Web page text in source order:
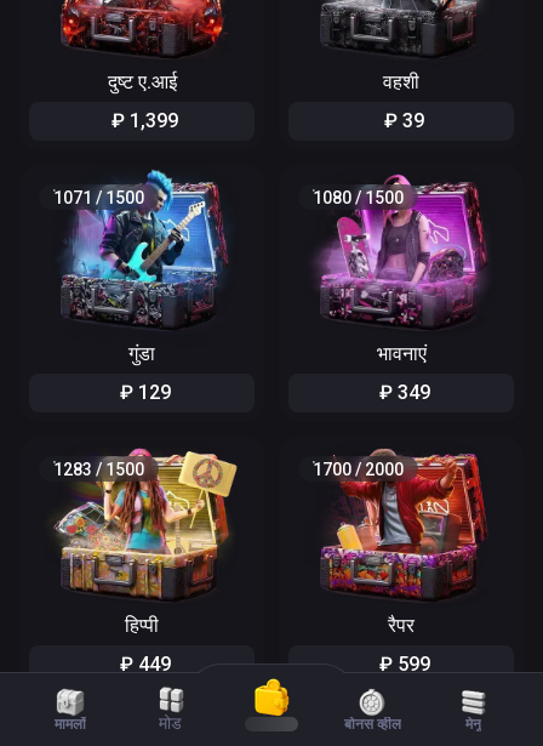
मामलों मोड बोनस व्हील मेनू
दुष्ट ए.आई
₽ 1 ,399
वहशी
₽ 39
1071 / 1500
गुंडा
₽ 129
1080/1500
भावनाएं
₽ 349
1283 /1500
हिप्पी
₽ 449
1700/ 2000
रैपर
₽ 599